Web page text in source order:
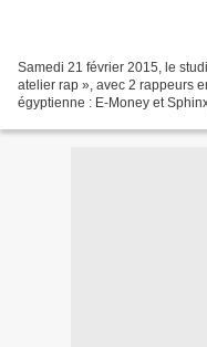
Samedi 21 février 2015, le
atelier rap », avec 2 rappeurs
égyptienne : E-Money et